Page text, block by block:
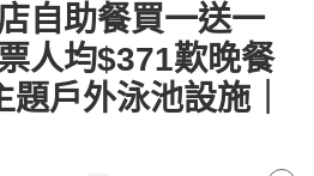
自助餐買一送一
人均$371歎晚餐
戶外泳池設施｜